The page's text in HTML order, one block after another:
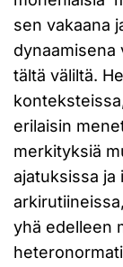
sen vakaana
dynaamisena
tältä väliltä.
erilaisin
merkityksiä
ajatuksissa ja
yhä edelleen